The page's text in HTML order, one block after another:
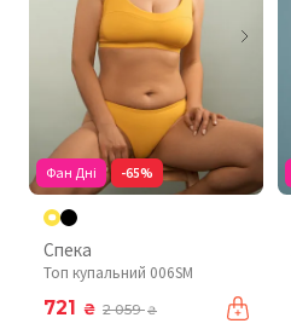
Фан Дні -65%
Спека
Топ купальний 006SM
721 ₴ 2 059₴